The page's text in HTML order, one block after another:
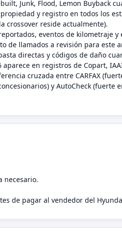
Junk, Flood, Lemon Buyback
y registro en todos los
crossover reside actualmente).
eventos de kilometraje y
de llamados a revisión para este
directas y códigos de daño
aparece en registros de Copart,
cruzada entre CARFAX
y AutoCheck (fuerte
necesario.
de pagar al vendedor del